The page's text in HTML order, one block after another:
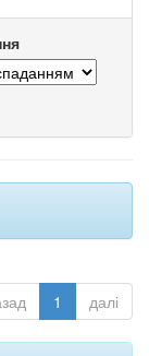
1 далі